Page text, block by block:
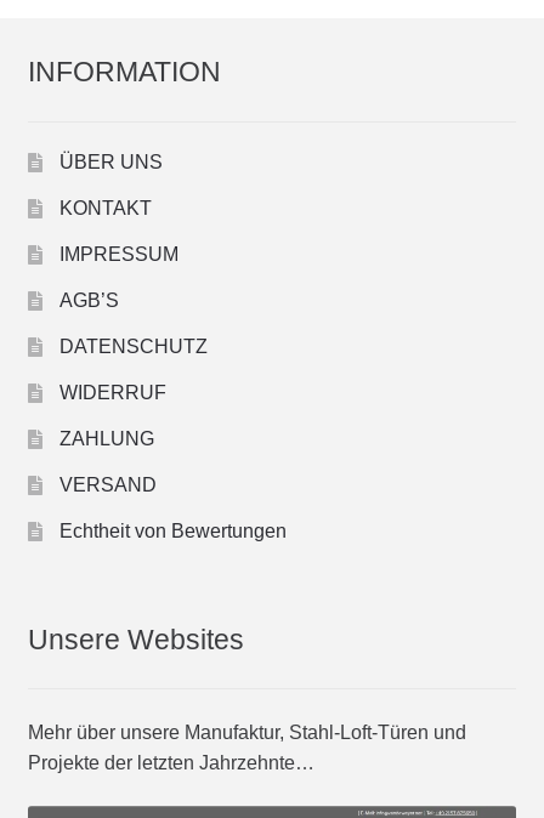
INFORMATION
ÜBER UNS
KONTAKT
IMPRESSUM
AGB’S
DATENSCHUTZ
WIDERRUF
ZAHLUNG
VERSAND
Echtheit von Bewertungen
Unsere Websites
Mehr über unsere Manufaktur, Stahl-Loft-Türen und
Projekte der letzten Jahrzehnte…